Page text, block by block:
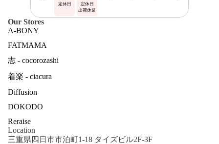
定休日
定休日
出荷休業
Our Stores
A-BONY
FATMAMA
志 - cocorozashi
着楽 - ciacura
Diffusion
DOKODO
Reraise
Location
三重県四日市市泊町1-18 タイズビル2F-3F